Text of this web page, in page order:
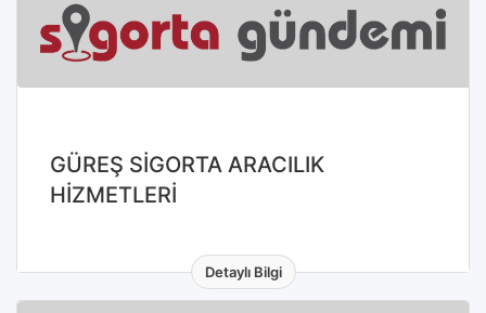
Detaylı Bilgi
GÜREŞ SİGORTA ARACILIK
HİZMETLERİ